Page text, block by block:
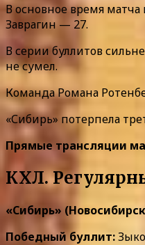
В основное время матча
Заврагин — 27.
В серии буллитов
не сумел.
Команда Романа
«Сибирь» потерпела
Прямые трансляции
КХЛ.
«Сибирь»
Победный буллит: